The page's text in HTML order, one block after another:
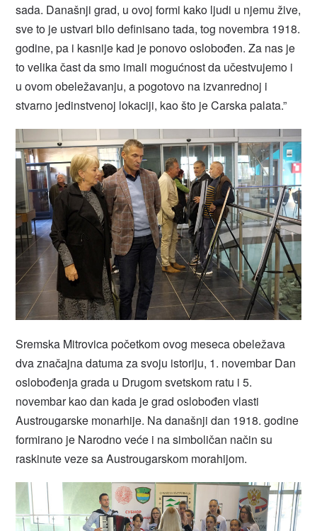
sada. Današnji grad, u ovoj formi kako ljudi u njemu žive,
sve to je ustvari bilo definisano tada, tog novembra 1918.
godine, pa i kasnije kad je ponovo oslobođen. Za nas je
to velika čast da smo imali mogućnost da učestvujemo i
u ovom obeležavanju, a pogotovo na izvanrednoj i
stvarno jedinstvenoj lokaciji, kao što je Carska palata.”
Sremska Mitrovica početkom ovog meseca obeležava
dva značajna datuma za svoju istoriju, 1. novembar Dan
oslobođenja grada u Drugom svetskom ratu i 5.
novembar kao dan kada je grad oslobođen vlasti
Austrougarske monarhije. Na današnji dan 1918. godine
formirano je Narodno veće i na simboličan način su
raskinute veze sa Austrougarskom morahijom.